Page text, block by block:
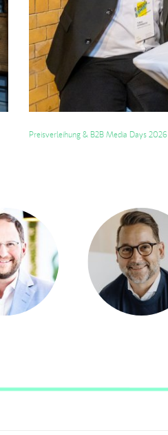
Preisverleihung & B2B Media Days 2026